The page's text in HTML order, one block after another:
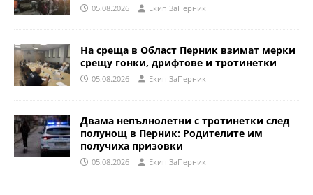
05.08.2026 Eкип ЗаПерник
На среща в Област Перник взимат мерки
срещу гонки, дрифтове и тротинетки
05.08.2026 Eкип ЗаПерник
Двама непълнолетни с тротинетки след
полунощ в Перник: Родителите им
получиха призовки
05.08.2026 Eкип ЗаПерник